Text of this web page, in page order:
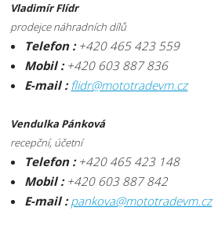
Vladimír Flídr
prodejce náhradních dílů
Telefon :+420 465 423 559
Mobil :+420 603 887 836
E-mail :flidr@mototradevm.cz
Vendulka Pánková
recepční, účetní
Telefon :+420 465 423 148
Mobil :+420 603 887 842
E-mail : pankova@mototradevm.cz